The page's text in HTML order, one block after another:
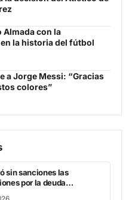
Almada con la
la historia del fútbol
a Jorge Messi: “Gracias
colores”
sin sanciones las
por la deuda
la compra de vacunas